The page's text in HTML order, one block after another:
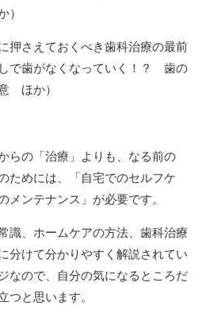
押さえておくべき歯科治療の最前
で歯がなくなっていく！？ 歯の
ほか）
らの「治療」よりも、なる前の
ためには、「自宅でのセルフケ
メンテナンス」が必要です。
識、ホームケアの方法、歯科治療
分けて分かりやすく解説されてい
なので、自分の気になるところだ
つと思います。